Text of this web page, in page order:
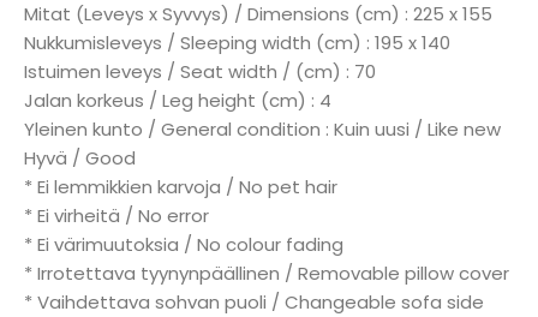
Mitat (Leveys x Syvvys) / Dimensions (cm) : 225 x 155
Nukkumisleveys / Sleeping width (cm) : 195 x 140
Istuimen leveys / Seat width / (cm) : 70
Jalan korkeus / Leg height (cm) : 4
Yleinen kunto / General condition : Kuin uusi / Like new
Hyvä / Good
* Ei lemmikkien karvoja / No pet hair
* Ei virheitä / No error
* Ei värimuutoksia / No colour fading
* Irrotettava tyynynpäällinen / Removable pillow cover
* Vaihdettava sohvan puoli / Changeable sofa side